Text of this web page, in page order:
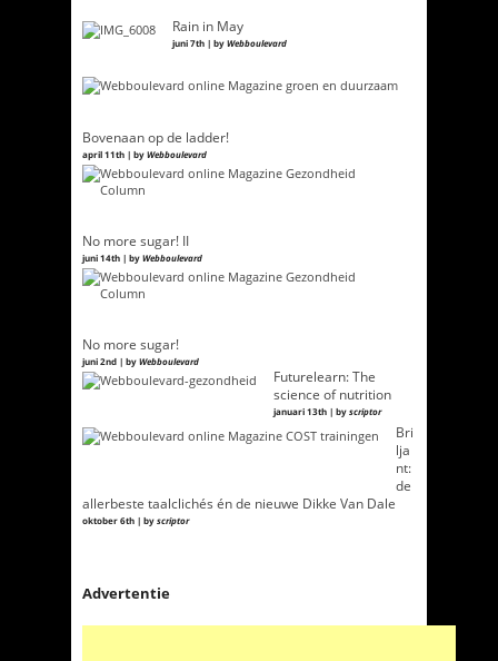
Rain in May
juni 7th | byWebboulevard
Bovenaan op de ladder!
april 11th | byWebboulevard
No more sugar! II
juni 14th | byWebboulevard
No more sugar!
juni 2nd | byWebboulevard
Futurelearn: The
science of nutrition
januari 13th | byscriptor
Bri
lja
nt:
de
allerbeste taalclichés én de nieuwe Dikke Van Dale
oktober 6th | byscriptor
Advertentie